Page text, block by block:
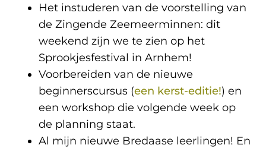
Het instuderen van de voorstelling van
de Zingende Zeemeerminnen: dit
weekend zijn we te zien op het
Sprookjesfestival in Arnhem!
Voorbereiden van de nieuwe
beginnerscursus (een kerst-editie!) en
een workshop die volgende week op
de planning staat.
Al mijn nieuwe Bredaase leerlingen! En